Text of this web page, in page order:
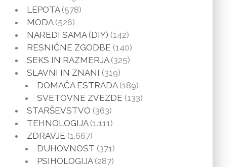
LEPOTA(578)
MODA(526)
NAREDI SAMA (DIY) (142)
RESNIČNE ZGODBE (140)
SEKS IN RAZMERJA(325)
SLAVNI IN ZNANI (319)
DOMAČA ESTRADA(189)
SVETOVNE ZVEZDE (133)
STARŠEVSTVO (363)
TEHNOLOGIJA(1.111)
ZDRAVJE (1.667)
DUHOVNOST (371)
PSIHOLOGIJA(287)